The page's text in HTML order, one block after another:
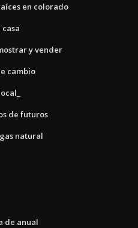
en colorado
y vender
cambio
de futuros
natural
de anual